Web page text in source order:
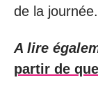
de la journée.
A lire
partir de